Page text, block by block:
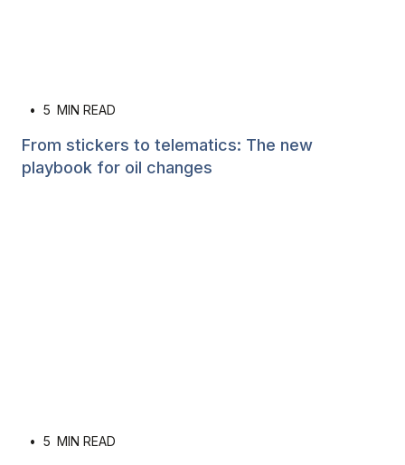
• 5 MIN READ
From stickers to telematics: The new
playbook for oil changes
• 5 MIN READ